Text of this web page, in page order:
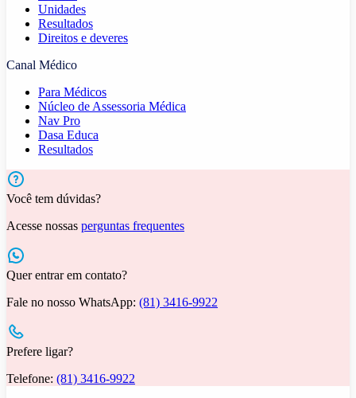
Unidades
Resultados
Direitos e deveres
Canal Médico
Para Médicos
Núcleo de Assessoria Médica
Nav Pro
Dasa Educa
Resultados
Você tem dúvidas?
Acesse nossas perguntas frequentes
Quer entrar em contato?
Fale no nosso WhatsApp: (81) 3416-9922
Prefere ligar?
Telefone: (81) 3416-9922